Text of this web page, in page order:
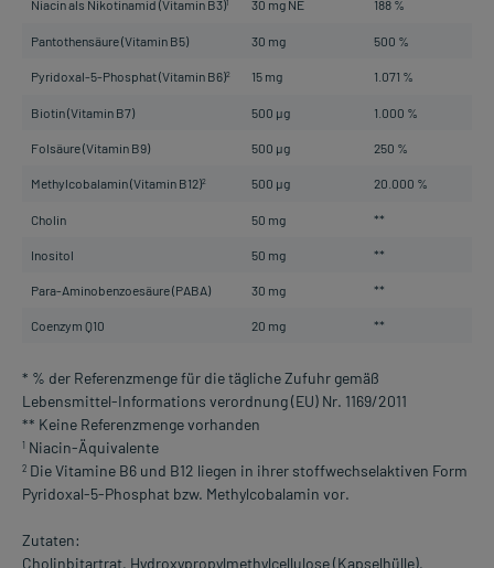
Niacin als Nikotinamid (Vitamin B3)1 30 mg NE 188 %
Pantothensäure (Vitamin B5) 30 mg 500 %
Pyridoxal-5-Phosphat (Vitamin B6)2 15 mg 1.071 %
Biotin (Vitamin B7) 500 µg 1.000 %
Folsäure (Vitamin B9) 500 µg 250 %
Methylcobalamin (Vitamin B12)2 500 µg 20.000 %
Cholin 50 mg **
Inositol 50 mg **
Para-Aminobenzoesäure (PABA) 30 mg **
Coenzym Q10 20 mg **
* % der Referenzmenge für die tägliche Zufuhr gemäß
Lebensmittel-Informations verordnung (EU) Nr. 1169/2011
** Keine Referenzmenge vorhanden
1 Niacin-Äquivalente
2 Die Vitamine B6 und B12 liegen in ihrer stoffwechselaktiven Form
Pyridoxal-5-Phosphat bzw. Methylcobalamin vor.
Zutaten:
Cholinbitartrat, Hydroxypropylmethylcellulose (Kapselhülle),